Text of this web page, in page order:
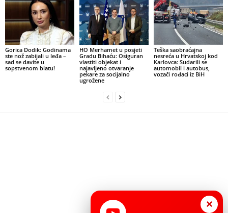
Gorica Dodik: Godinama
ste nož zabijali u leđa –
sad se davite u
sopstvenom blatu!
HO Merhamet u posjeti
Gradu Bihaću: Osiguran
vlastiti objekat i
najavljeno otvaranje
pekare za socijalno
ugrožene
Teška saobraćajna
nesreća u Hrvatskoj kod
Karlovca: Sudarili se
automobil i autobus,
vozači rođaci iz BiH
×